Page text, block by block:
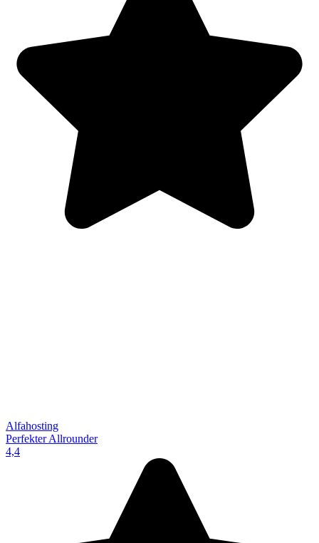
Alfahosting
Perfekter Allrounder
4,4